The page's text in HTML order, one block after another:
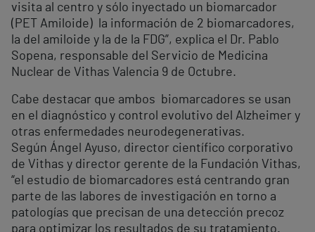
visita al centro y sólo inyectado un biomarcador
(PET Amiloide) la información de 2 biomarcadores,
la del amiloide y la de la FDG”, explica el Dr. Pablo
Sopena, responsable del Servicio de Medicina
Nuclear de Vithas Valencia 9 de Octubre.
Cabe destacar que ambos biomarcadores se usan
en el diagnóstico y control evolutivo del Alzheimer y
otras enfermedades neurodegenerativas.
Según Ángel Ayuso, director científico corporativo
de Vithas y director gerente de la Fundación Vithas,
“el estudio de biomarcadores está centrando gran
parte de las labores de investigación en torno a
patologías que precisan de una detección precoz
para optimizar los resultados de su tratamiento.